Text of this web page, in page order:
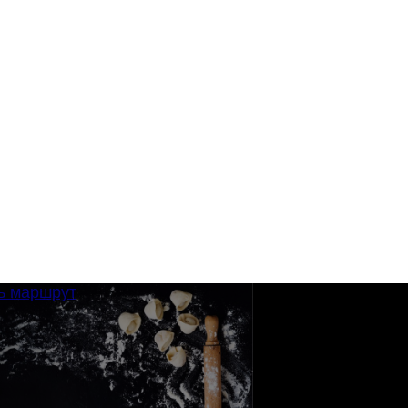
маршрут